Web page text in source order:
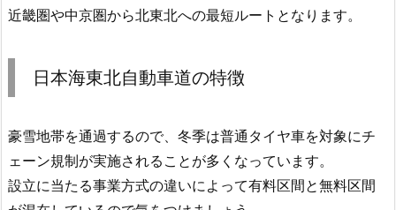
近畿圏や中京圏から北東北への最短ルートとなります。
日本海東北自動車道の特徴
豪雪地帯を通過するので、冬季は普通タイヤ車を対象にチ
ェーン規制が実施されることが多くなっています。
設立に当たる事業方式の違いによって有料区間と無料区間